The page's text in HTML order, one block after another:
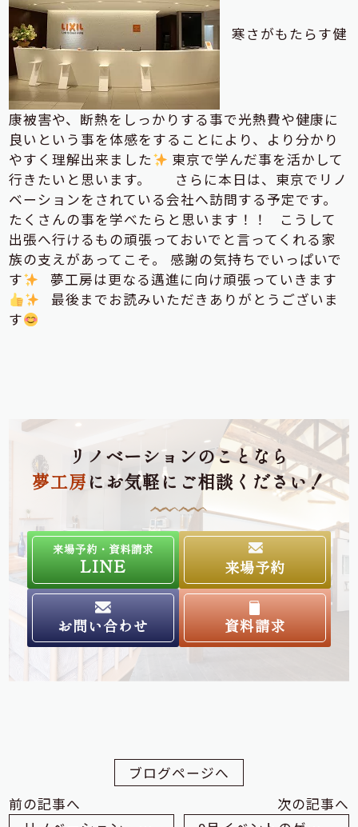
寒さがもたらす健
康被害や、断熱をしっかりする事で光熱費や健康に
良いという事を体感をすることにより、より分かり
やすく理解出来ました
東京で学んだ事を活かして
行きたいと思います。
さらに本日は、東京でリノ
ベーションをされている会社へ訪問する予定です。
たくさんの事を学べたらと思います！！ こうして
出張へ行けるもの頑張っておいでと言ってくれる家
族の支えがあってこそ。 感謝の気持ちでいっぱいで
す
夢工房は更なる邁進に向け頑張っていきます
最後までお読みいただきありがとうございま
す
リノベーションのことなら
夢工房にお気軽にご相談ください！
来場予約・資料請求
LINE 来場予約
お問い合わせ 資料請求
ブログページへ
前の記事へ
次の記事へ